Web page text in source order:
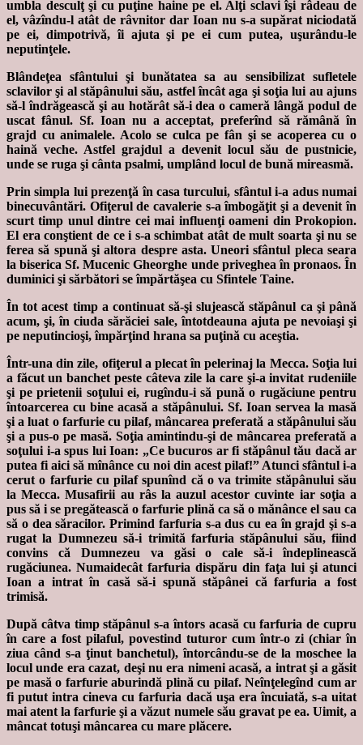
umbla desculţ şi cu puţine haine pe el. Alţi sclavi îşi râdeau de
el, vâzîndu-l atât de râvnitor dar Ioan nu s-a supărat niciodată
pe ei, dimpotrivă, îi ajuta şi pe ei cum putea, uşurându-le
neputinţele.
Blândeţea sfântului şi bunătatea sa au sensibilizat sufletele
sclavilor şi al stăpânului său, astfel încât aga şi soţia lui au ajuns
să-l îndrăgească şi au hotărât să-i dea o cameră lângă podul de
uscat fânul. Sf. Ioan nu a acceptat, preferînd să rămână în
grajd cu animalele. Acolo se culca pe fân şi se acoperea cu o
haină veche. Astfel grajdul a devenit locul său de pustnicie,
unde se ruga şi cânta psalmi, umplând locul de bună mireasmă.
Prin simpla lui prezenţă în casa turcului, sfântul i-a adus numai
binecuvântări. Ofiţerul de cavalerie s-a îmbogăţit şi a devenit în
scurt timp unul dintre cei mai influenţi oameni din Prokopion.
El era conştient de ce i s-a schimbat atât de mult soarta şi nu se
ferea să spună şi altora despre asta. Uneori sfântul pleca seara
la biserica Sf. Mucenic Gheorghe unde priveghea în pronaos. În
duminici şi sărbători se împărtăşea cu Sfintele Taine.
În tot acest timp a continuat să-şi slujească stăpânul ca şi până
acum, şi, în ciuda sărăciei sale, întotdeauna ajuta pe nevoiaşi şi
pe neputincioşi, împărţind hrana sa puţină cu aceştia.
Într-una din zile, ofiţerul a plecat în pelerinaj la Mecca. Soţia lui
a făcut un banchet peste câteva zile la care şi-a invitat rudeniile
şi pe prietenii soţului ei, rugîndu-i să pună o rugăciune pentru
întoarcerea cu bine acasă a stăpânului. Sf. Ioan servea la masă
şi a luat o farfurie cu pilaf, mâncarea preferată a stăpânului său
şi a pus-o pe masă. Soţia amintindu-şi de mâncarea preferată a
soţului i-a spus lui Ioan: „Ce bucuros ar fi stăpânul tău dacă ar
putea fi aici să mînânce cu noi din acest pilaf!” Atunci sfântul i-a
cerut o farfurie cu pilaf spunînd că o va trimite stăpânului său
la Mecca. Musafirii au râs la auzul acestor cuvinte iar soţia a
pus să i se pregătească o farfurie plină ca să o mănânce el sau ca
să o dea săracilor. Primind farfuria s-a dus cu ea în grajd şi s-a
rugat la Dumnezeu să-i trimită farfuria stăpânului său, fiind
convins că Dumnezeu va găsi o cale să-i îndeplinească
rugăciunea. Numaidecât farfuria dispăru din faţa lui şi atunci
Ioan a intrat în casă să-i spună stăpânei că farfuria a fost
trimisă.
După câtva timp stăpânul s-a întors acasă cu farfuria de cupru
în care a fost pilaful, povestind tuturor cum într-o zi (chiar în
ziua când s-a ţinut banchetul), întorcându-se de la moschee la
locul unde era cazat, deşi nu era nimeni acasă, a intrat şi a găsit
pe masă o farfurie aburindă plină cu pilaf. Neînţelegînd cum ar
fi putut intra cineva cu farfuria dacă uşa era încuiată, s-a uitat
mai atent la farfurie şi a văzut numele său gravat pe ea. Uimit, a
mâncat totuşi mâncarea cu mare plăcere.